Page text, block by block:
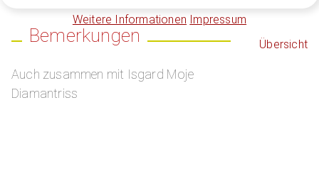
Übersicht
Bemerkungen
Auch zusammen mit Isgard Moje
Diamantriss
Weitere Informationen Impressum